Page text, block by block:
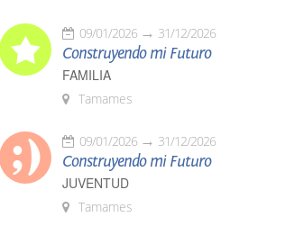
09/01/2026 31/12/2026
Construyendo mi Futuro
FAMILIA
Tamames
09/01/2026 31/12/2026
Construyendo mi Futuro
JUVENTUD
Tamames